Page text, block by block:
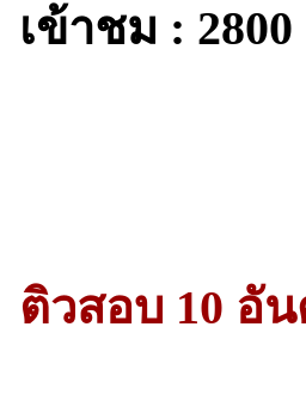
เข้าชม : 2800
ติวสอบ 10 อั